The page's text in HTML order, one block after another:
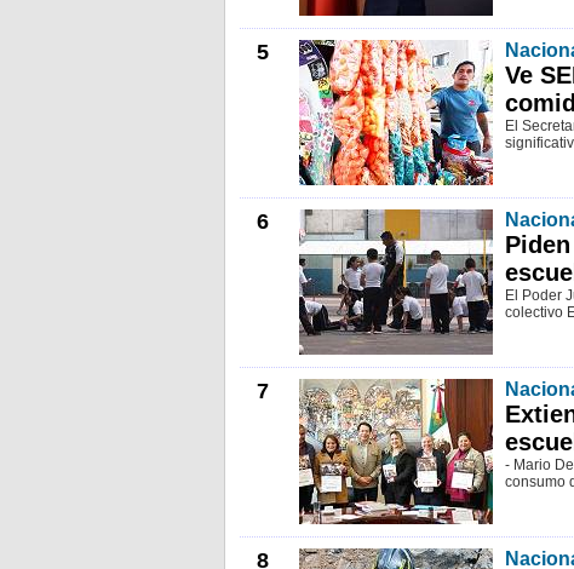
5
Ve
El
6
El Poder
colectivo
7
- Mario
consumo
8